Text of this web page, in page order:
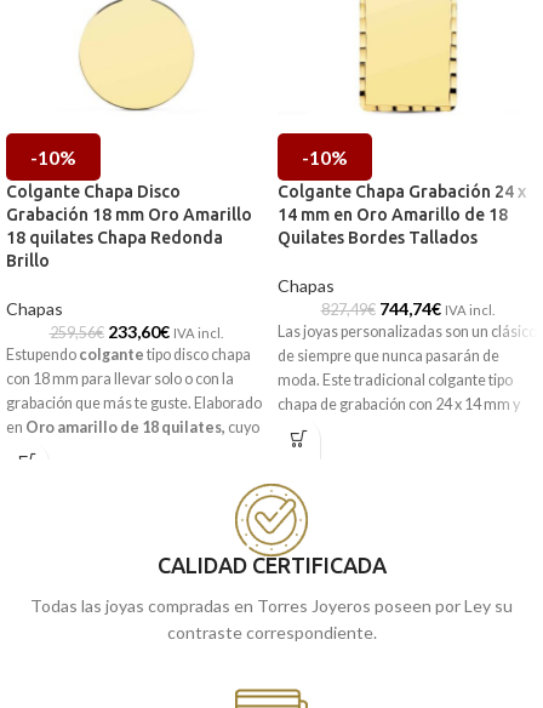
-10%
Colgante Chapa Disco
Grabación 18 mm Oro Amarillo
18 quilates Chapa Redonda
Brillo
Chapas
259,56€ 233,60€ IVA incl.
Estupendo colgante tipo disco chapa
con 18 mm para llevar solo o con la
grabación que más te guste. Elaborado
en Oro amarillo de 18 quilates, cuyo
diseño de sencilla chapa redonda
tiendas de Málaga y Melilla, o si lo
enviamos a casa.
-10%
Colgante Chapa Grabación 24 x
14 mm en Oro Amarillo de 18
Quilates Bordes Tallados
Chapas
827,49€ 744,74€ IVA incl.
Las joyas personalizadas son un clásico
de siempre que nunca pasarán de
moda. Este tradicional colgante tipo
chapa de grabación con 24 x 14 mm y
realizada en Oro amarillo de 18
quilates, contiene un clásico tallado
pensada para llevar grabada una
imagen o el mensaje que quieras.
Puedes encontrarla en nuestras
prefieres, encargarla online y te la
enviamos a casa.
CALIDAD CERTIFICADA
Todas las joyas compradas en Torres Joyeros poseen por Ley su
contraste correspondiente.